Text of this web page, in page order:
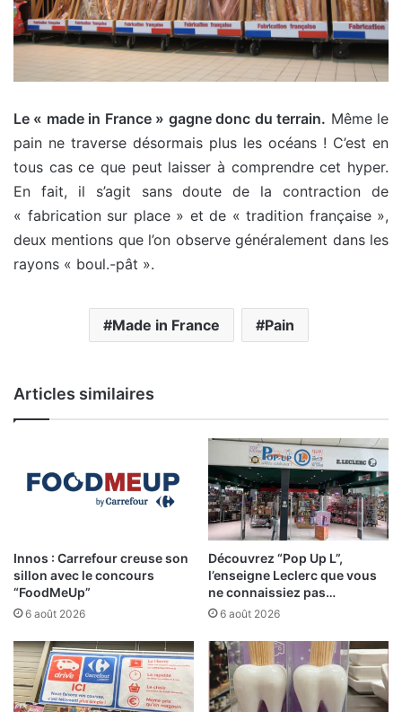
Le « made in France » gagne donc du terrain. Même le
pain ne traverse désormais plus les océans ! C’est en
tous cas ce que peut laisser à comprendre cet hyper.
En fait, il s’agit sans doute de la contraction de
« fabrication sur place » et de « tradition française »,
deux mentions que l’on observe généralement dans les
rayons « boul.-pât ».
Made in France Pain
Articles similaires
Innos : Carrefour creuse son
sillon avec le concours
“FoodMeUp”
6 août 2026
Découvrez “Pop Up L”,
l’enseigne Leclerc que vous
ne connaissiez pas…
6 août 2026